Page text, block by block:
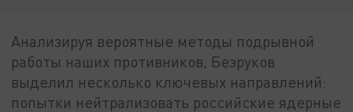
Анализируя вероятные методы подрывной
работы наших противников, Безруков
выделил несколько ключевых направлений:
попытки нейтрализовать российские ядерные